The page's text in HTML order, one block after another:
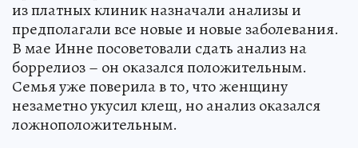
из платных клиник назначали анализы и
предполагали все новые и новые заболевания.
В мае Инне посоветовали сдать анализ на
боррелиоз – он оказался положительным.
Семья уже поверила в то, что женщину
незаметно укусил клещ, но анализ оказался
ложноположительным.